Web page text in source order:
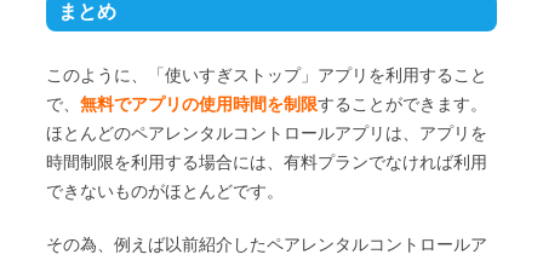
まとめ
このように、「使いすぎストップ」アプリを利用すること
で、 無料でアプリの使用時間を制限することができます。
ほとんどのペアレンタルコントロールアプリは、アプリを
時間制限を利用する場合には、有料プランでなければ利用
できないものがほとんどです。
その為、例えば以前紹介したペアレンタルコントロールア